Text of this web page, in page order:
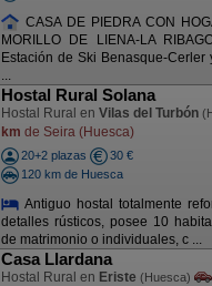
CASA DE PIEDRA CON
MORILLO DE LIENA-LA
Estación de Ski Benasque-Cerler
...
Hostal Rural Solana
Hostal Rural en Vilas del Turbón
km de Seira (Huesca)
20+2 plazas
30 €
120 km de Huesca
Antiguo hostal totalmente
detalles rústicos, posee 10
de matrimonio o individuales, c ...
Casa Llardana
Hostal Rural en Eriste (Huesca)